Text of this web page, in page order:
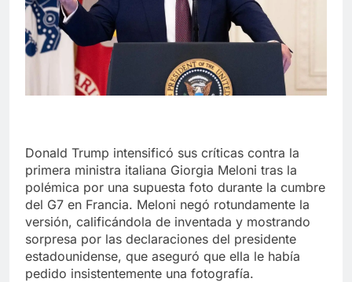
Donald Trump intensificó sus críticas contra la
primera ministra italiana Giorgia Meloni tras la
polémica por una supuesta foto durante la cumbre
del G7 en Francia. Meloni negó rotundamente la
versión, calificándola de inventada y mostrando
sorpresa por las declaraciones del presidente
estadounidense, que aseguró que ella le había
pedido insistentemente una fotografía.